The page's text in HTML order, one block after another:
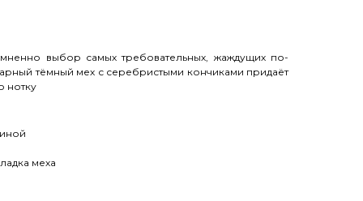
выбор самых требовательных, жаждущих по-
тёмный мех с серебристыми кончиками придаёт
нотку
меха